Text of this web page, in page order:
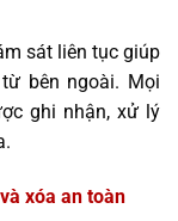
sát liên tục giúp
bên ngoài. Mọi
ghi nhận, xử lý
xóa an toàn